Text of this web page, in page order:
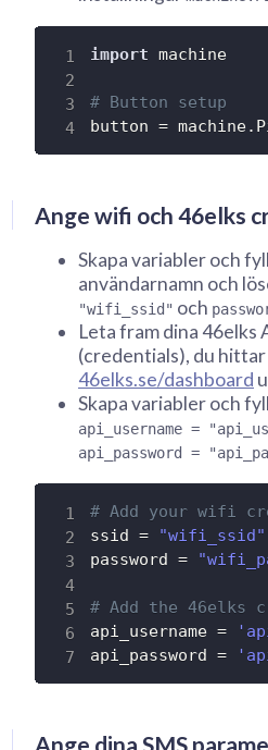
import machine
# Button setup
button = machine.
Ange wifi och 46elks
Skapa variabler och
användarnamn och
"wifi_ssid" och
Leta fram dina 46elks
(credentials), du hittar
46elks.se/dashboard
Skapa variabler och
api_username =
api_password =
# Add your wifi
ssid = "wifi_ssid"
password =
# Add the 46elks
api_username =
api_password =
Ange dina SMS